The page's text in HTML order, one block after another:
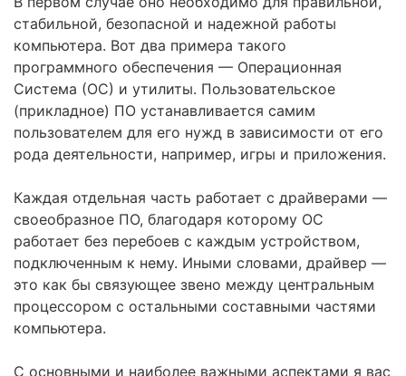
стабильной, безопасной и надежной работы
компьютера. Вот два примера такого
программного обеспечения — Операционная
Система (ОС) и утилиты. Пользовательское
(прикладное) ПО устанавливается самим
пользователем для его нужд в зависимости от его
рода деятельности, например, игры и приложения.
Каждая отдельная часть работает с драйверами —
своеобразное ПО, благодаря которому ОС
работает без перебоев с каждым устройством,
подключенным к нему. Иными словами, драйвер —
это как бы связующее звено между центральным
процессором с остальными составными частями
компьютера.
С основными и наиболее важными аспектами я вас